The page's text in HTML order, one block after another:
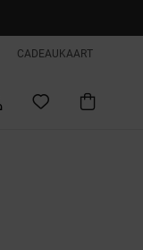
CADEAUKAART